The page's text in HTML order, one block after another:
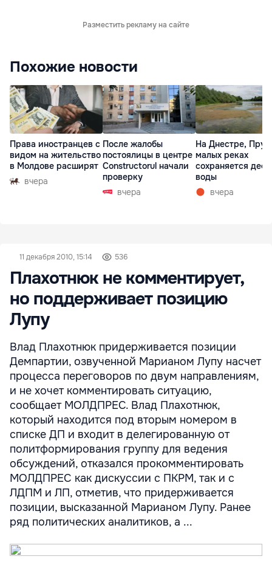
Разместить рекламу на сайте
Похожие новости
Права иностранцев с
видом на жительство
в Молдове расширят
вчера
После жалобы
постоялицы в центре
Constructorul начали
проверку
вчера
На Днестре,
малых реках
сохраняется
воды
вчера
11 декабря 2010, 15:14 536
Плахотнюк не комментирует,
но поддерживает позицию
Лупу
Влад Плахотнюк придерживается позиции
Демпартии, озвученной Марианом Лупу насчет
процесса переговоров по двум направлениям,
и не хочет комментировать ситуацию,
сообщает МОЛДПРЕС. Влад Плахотнюк,
который находится под вторым номером в
списке ДП и входит в делегированную от
политформирования группу для ведения
обсуждений, отказался прокомментировать
МОЛДПРЕС как дискуссии с ПКРМ, так и с
ЛДПМ и ЛП, отметив, что придерживается
позиции, высказанной Марианом Лупу. Ранее
ряд политических аналитиков, а ...